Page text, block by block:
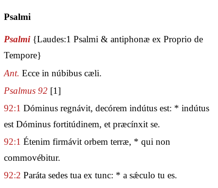
Psalmi
Psalmi {Laudes:1 Psalmi & antiphonæ ex Proprio de
Tempore}
Ant. Ecce in núbibus cæli.
Psalmus 92 [1]
92:1 Dóminus regnávit, decórem indútus est: * indútus
est Dóminus fortitúdinem, et præcínxit se.
92:1 Étenim firmávit orbem terræ, * qui non
commovébitur.
92:2 Paráta sedes tua ex tunc: * a sǽculo tu es.